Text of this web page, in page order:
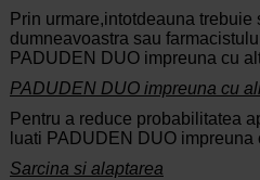
Prin urmare,intotdeauna trebuie
dumneavoastra sau
PADUDEN DUO impreuna cu
PADUDEN DUO impreuna cu
Pentru a reduce probabilitatea
luati PADUDEN DUO impreuna
Sarcina si alaptarea